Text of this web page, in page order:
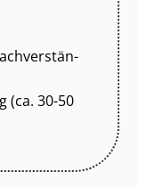
(ca. 30-50